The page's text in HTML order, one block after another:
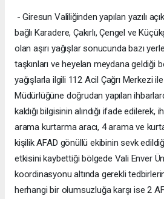
- Giresun Valiliğinden yapılan yazılı
bağlı Karadere, Çakırlı, Çengel ve
olan aşırı yağışlar sonucunda bazı
taşkınları ve heyelan meydana geldiği
yağışlarla ilgili 112 Acil Çağrı Merkezi
Müdürlüğüne doğrudan yapılan
kaldığı bilgisinin alındığı ifade edilerek,
arama kurtarma aracı, 4 arama ve
kişilik AFAD gönüllü ekibinin sevk
etkisini kaybettiği bölgede Vali Enver
koordinasyonu altında gerekli
herhangi bir olumsuzluğa karşı ise 2